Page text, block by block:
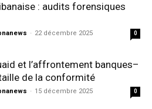
: audits forensiques
- 22 décembre 2025 0
et l’affrontement banques–
de la conformité
- 15 décembre 2025 0